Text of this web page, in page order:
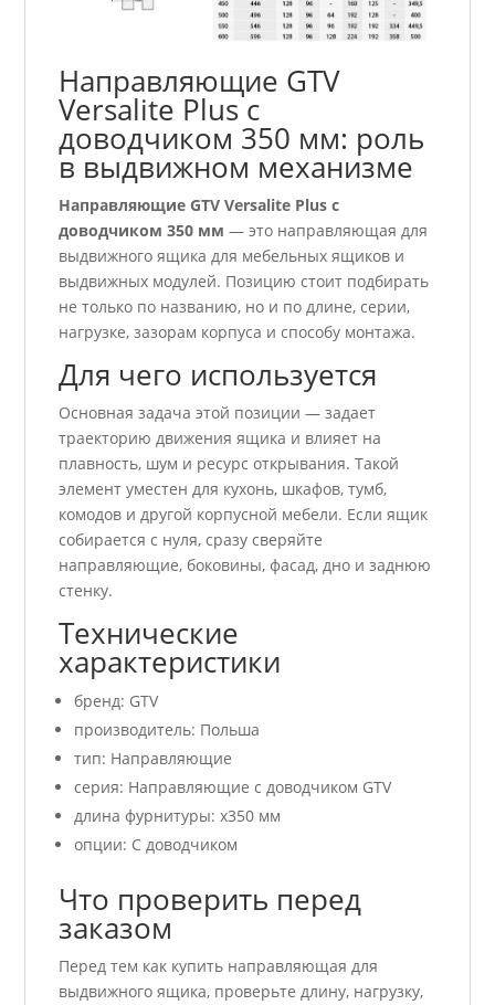
Направляющие GTV
Versalite Plus с
доводчиком 350 мм: роль
в выдвижном механизме
Направляющие GTV Versalite Plus с
доводчиком 350 мм — это направляющая для
выдвижного ящика для мебельных ящиков и
выдвижных модулей. Позицию стоит подбирать
не только по названию, но и по длине, серии,
нагрузке, зазорам корпуса и способу монтажа.
Для чего используется
Основная задача этой позиции — задает
траекторию движения ящика и влияет на
плавность, шум и ресурс открывания. Такой
элемент уместен для кухонь, шкафов, тумб,
комодов и другой корпусной мебели. Если ящик
собирается с нуля, сразу сверяйте
направляющие, боковины, фасад, дно и заднюю
стенку.
Технические
характеристики
бренд: GTV
производитель: Польша
тип: Направляющие
серия: Направляющие с доводчиком GTV
длина фурнитуры: x350 мм
опции: С доводчиком
Что проверить перед
заказом
Перед тем как купить направляющая для
выдвижного ящика, проверьте длину, нагрузку,